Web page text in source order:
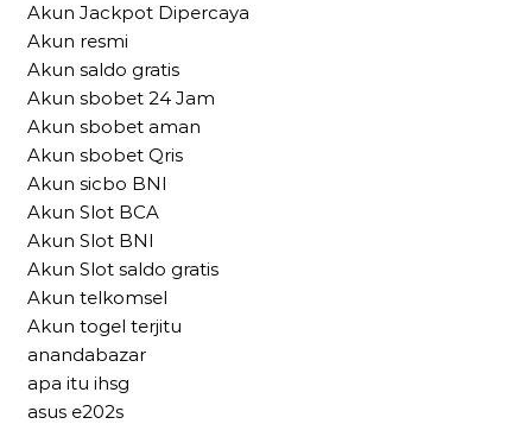
Akun Jackpot Dipercaya
Akun resmi
Akun saldo gratis
Akun sbobet 24 Jam
Akun sbobet aman
Akun sbobet Qris
Akun sicbo BNI
Akun Slot BCA
Akun Slot BNI
Akun Slot saldo gratis
Akun telkomsel
Akun togel terjitu
anandabazar
apa itu ihsg
asus e202s